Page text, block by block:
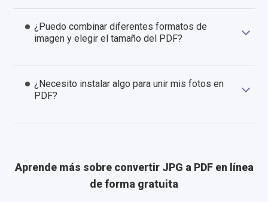
¿Puedo combinar diferentes formatos de
imagen y elegir el tamaño del PDF?
¿Necesito instalar algo para unir mis fotos en
PDF?
Aprende más sobre convertir JPG a PDF en línea
de forma gratuita